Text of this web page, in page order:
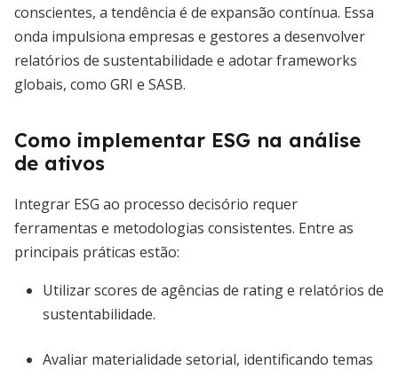
conscientes, a tendência é de expansão contínua. Essa
onda impulsiona empresas e gestores a desenvolver
relatórios de sustentabilidade e adotar frameworks
globais, como GRI e SASB.
Como implementar ESG na análise
de ativos
Integrar ESG ao processo decisório requer
ferramentas e metodologias consistentes. Entre as
principais práticas estão:
Utilizar scores de agências de rating e relatórios de
sustentabilidade.
Avaliar materialidade setorial, identificando temas